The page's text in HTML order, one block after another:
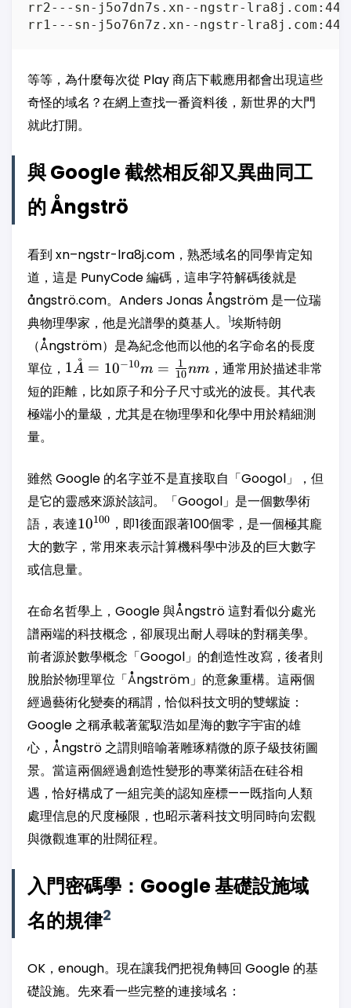
rr2---sn-j5o7dn7s.xn--ngstr-lra8j.com:443
等等，為什麼每次從 Play 商店下載應用都會出現這些
奇怪的域名？在網上查找一番資料後，新世界的大門
就此打開。
與 Google 截然相反卻又異曲同工
的 Ångströ
看到 xn–ngstr-lra8j.com，熟悉域名的同學肯定知
道，這是 PunyCode 編碼，這串字符解碼後就是
ångströ.com。Anders Jonas Ångström 是一位瑞
典物理學家，他是光譜學的奠基人。
1埃斯特朗
（Ångström）是為紀念他而以他的名字命名的長度
單位， 1 Å =
10^{-10}
m =
\frac{1}
1A
˚ = 10−10m = 10
1 nm ，通常用於描述非常
短的距離，比如原子和分子尺寸或光的波長。其代表
極端小的量級，尤其是在物理學和化學中用於精細測
量。
雖然 Google 的名字並不是直接取自「Googol」，但
是它的靈感來源於該詞。「Googol」是一個數學術
語，表達10^{100}
10100 ，即1後面跟著100個零，是一個極其龐
大的數字，常用來表示計算機科學中涉及的巨大數字
或信息量。
在命名哲學上，Google 與Ångströ 這對看似分處光
譜兩端的科技概念，卻展現出耐人尋味的對稱美學。
前者源於數學概念「Googol」的創造性改寫，後者則
脫胎於物理單位「Ångström」的意象重構。這兩個
經過藝術化變奏的稱謂，恰似科技文明的雙螺旋：
Google 之稱承載著駕馭浩如星海的數字宇宙的雄
心，Ångströ 之謂則暗喻著雕琢精微的原子級技術圖
景。當這兩個經過創造性變形的專業術語在硅谷相
遇，恰好構成了一組完美的認知座標——既指向人類
處理信息的尺度極限，也昭示著科技文明同時向宏觀
與微觀進軍的壯闊征程。
入門密碼學：Google 基礎設施域
名的規律2
OK，enough。現在讓我們把視角轉回 Google 的基
礎設施。先來看一些完整的連接域名：